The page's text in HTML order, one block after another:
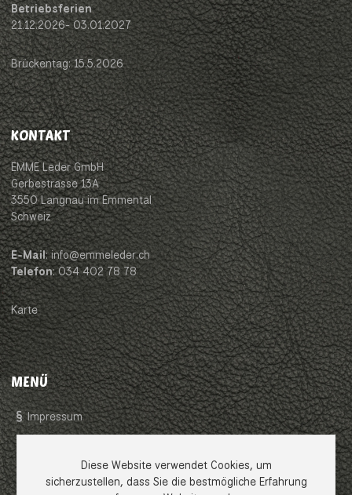
Betriebsferien
21.12.2026- 03.01.2027
Brückentag: 15.5.2026
KONTAKT
EMME Leder GmbH
Gerbestrasse 13A
3550 Langnau im Emmental
Schweiz
E-Mail: info@emmeleder.ch
Telefon: 034 402 78 78
Karte
MENÜ
Impressum
Datenschutzerklärung
Diese Website verwendet Cookies, um
sicherzustellen, dass Sie die bestmögliche Erfahrung